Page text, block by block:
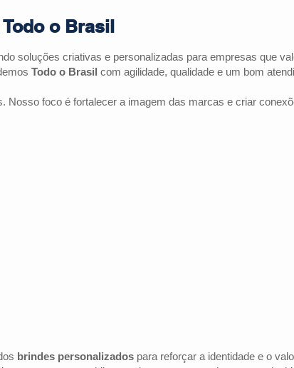
o Brasil
soluções criativas e personalizadas para empresas que
Todo o Brasil com agilidade, qualidade e um bom
foco é fortalecer a imagem das marcas e criar
brindes personalizados para reforçar a identidade e o